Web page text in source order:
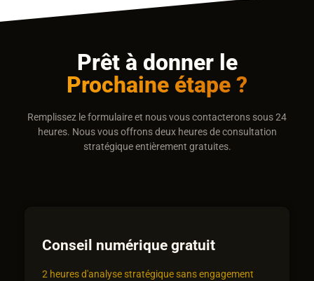
Prêt à donner le
Prochaine étape ?
Remplissez le formulaire et nous vous contacterons sous 24
heures. Nous vous offrons deux heures de consultation
stratégique entièrement gratuites.
Conseil numérique gratuit
2 heures d'analyse stratégique sans engagement